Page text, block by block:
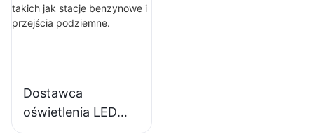
przemysłowych,
wewnątrz
pomieszczeń.
Dostawca
oświetlenia LED
KML-CLA 100W do